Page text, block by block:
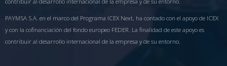
PAYMSA S.A. en el marco del Programa ICEX Next, ha contado con el apoyo de ICEX
y con la cofinanciación del fondo europeo FEDER. La finalidad de este apoyo es
contribuir al desarrollo internacional de la empresa y de su entorno.